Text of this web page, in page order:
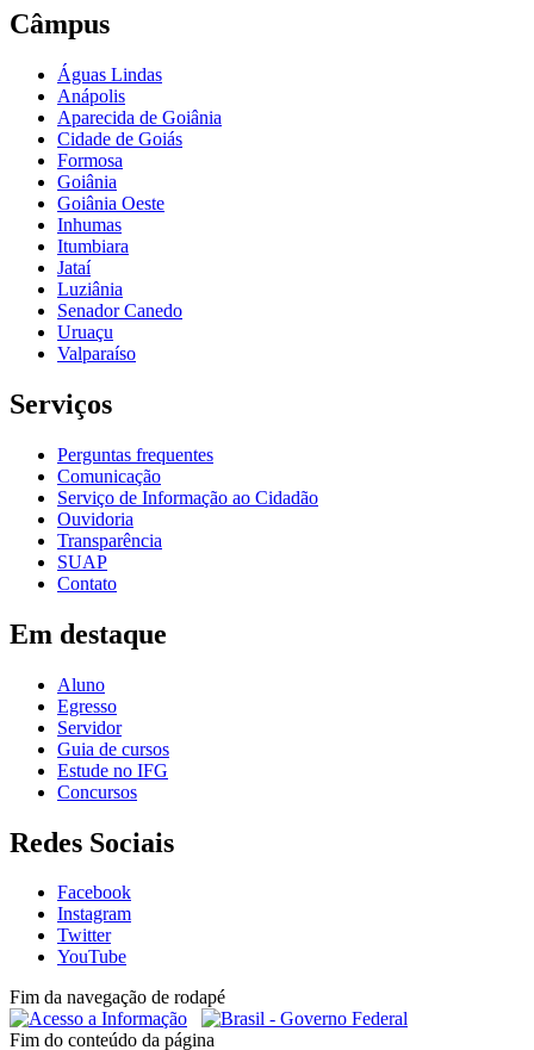
Câmpus
Águas Lindas
Anápolis
Aparecida de Goiânia
Cidade de Goiás
Formosa
Goiânia
Goiânia Oeste
Inhumas
Itumbiara
Jataí
Luziânia
Senador Canedo
Uruaçu
Valparaíso
Serviços
Perguntas frequentes
Comunicação
Serviço de Informação ao Cidadão
Ouvidoria
Transparência
SUAP
Contato
Em destaque
Aluno
Egresso
Servidor
Guia de cursos
Estude no IFG
Concursos
Redes Sociais
Facebook
Instagram
Twitter
YouTube
Fim da navegação de rodapé
Fim do conteúdo da página